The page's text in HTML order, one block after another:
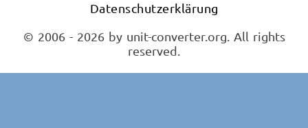
Datenschutzerklärung
© 2006 - 2026 by unit-converter.org. All rights
reserved.